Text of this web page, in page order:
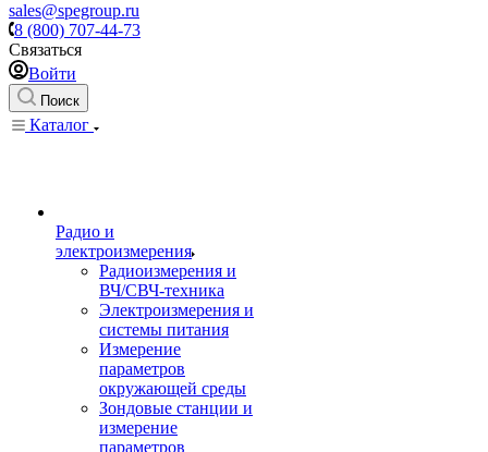
sales@spegroup.ru
8 (800) 707-44-73
Связаться
Войти
Поиск
Каталог
Радио и
электроизмерения
Радиоизмерения и
ВЧ/СВЧ-техника
Электроизмерения и
системы питания
Измерение
параметров
окружающей среды
Зондовые станции и
измерение
параметров